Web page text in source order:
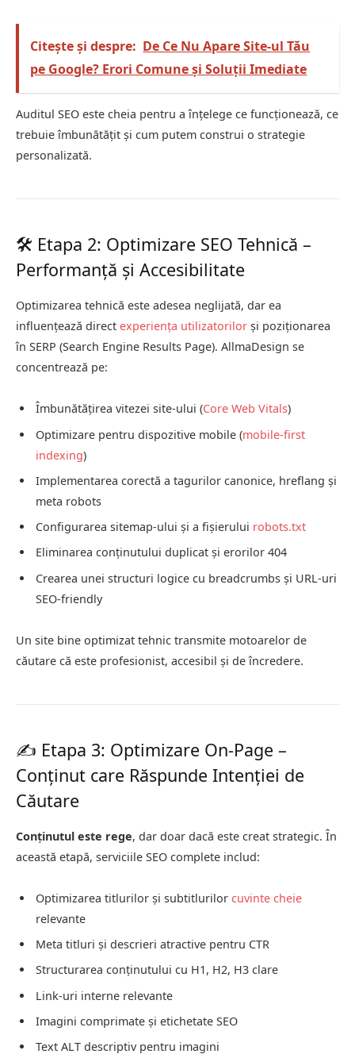
Citește și despre: De Ce Nu Apare Site-ul Tău
pe Google? Erori Comune și Soluții Imediate
Auditul SEO este cheia pentru a înțelege ce funcționează, ce
trebuie îmbunătățit și cum putem construi o strategie
personalizată.
🛠️ Etapa 2: Optimizare SEO Tehnică –
Performanță și Accesibilitate
Optimizarea tehnică este adesea neglijată, dar ea
influențează direct experiența utilizatorilor și poziționarea
în SERP (Search Engine Results Page). AllmaDesign se
concentrează pe:
Îmbunătățirea vitezei site-ului (Core Web Vitals)
Optimizare pentru dispozitive mobile (mobile-first
indexing)
Implementarea corectă a tagurilor canonice, hreflang și
meta robots
Configurarea sitemap-ului și a fișierului robots.txt
Eliminarea conținutului duplicat și erorilor 404
Crearea unei structuri logice cu breadcrumbs și URL-uri
SEO-friendly
Un site bine optimizat tehnic transmite motoarelor de
căutare că este profesionist, accesibil și de încredere.
✍️ Etapa 3: Optimizare On-Page –
Conținut care Răspunde Intenției de
Căutare
Conținutul este rege, dar doar dacă este creat strategic. În
această etapă, serviciile SEO complete includ:
Optimizarea titlurilor și subtitlurilor cuvinte cheie
relevante
Meta titluri și descrieri atractive pentru CTR
Structurarea conținutului cu H1, H2, H3 clare
Link-uri interne relevante
Imagini comprimate și etichetate SEO
Text ALT descriptiv pentru imagini